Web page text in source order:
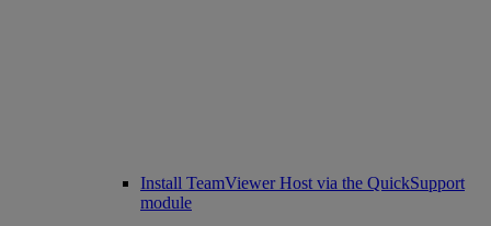
Install TeamViewer Host via the QuickSupport
module